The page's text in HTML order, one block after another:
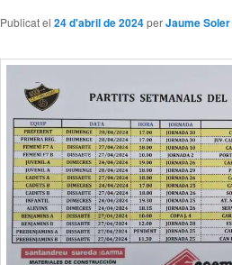
Publicat el 24 d'abril de 2024perJaume Soler